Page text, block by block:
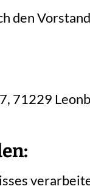
den
71229